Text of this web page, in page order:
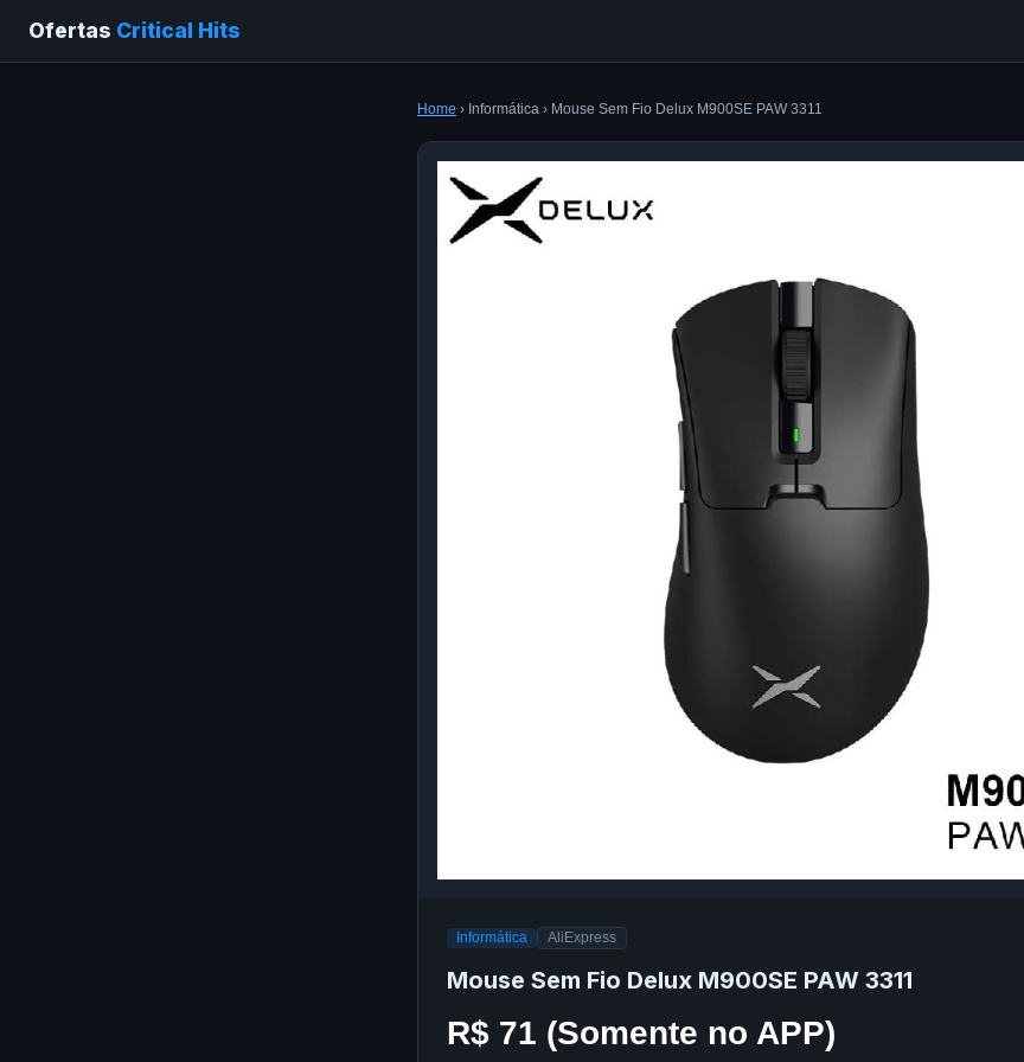
Ofertas Critical Hits
Home › Informática › Mouse Sem Fio Delux M900SE PAW 3311
Informática AliExpress
Mouse Sem Fio Delux M900SE PAW 3311
R$ 71 (Somente no APP)